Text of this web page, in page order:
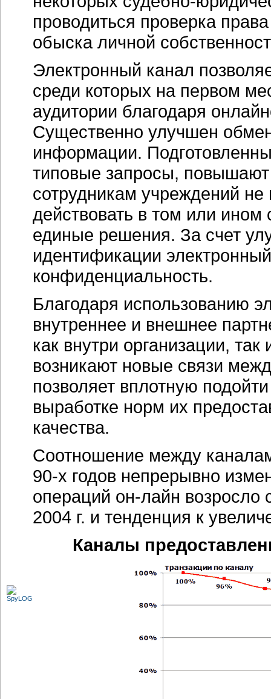
проводиться проверка
обыска личной
Электронный канал
среди которых на первом
аудитории благодаря
Существенно улучшен
информации.
типовые запросы,
сотрудникам учреждений не
действовать в том или
единые решения. За счет
идентификации
конфиденциальность.
Благодаря использованию
внутреннее и внешнее
как внутри организации,
возникают новые связи
позволяет вплотную
выработке норм их
качества.
Соотношение между
90-х годов непрерывно
операций он-лайн возросло
2004 г. и тенденция к
Каналы